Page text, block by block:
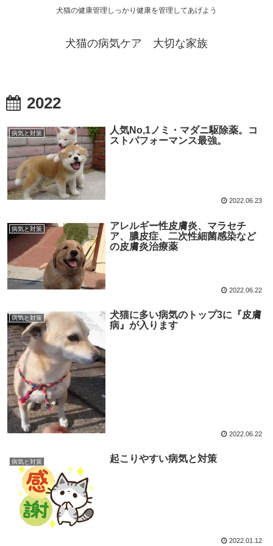
犬猫の健康管理しっかり健康を管理してあげよう
犬猫の病気ケア 大切な家族
2022
病気と対策
人気No,1ノミ・マダニ駆除薬。コ
ストパフォーマンス最強。
2022.06.23
病気と対策
アレルギー性皮膚炎、マラセチ
ア、膿皮症、二次性細菌感染など
の皮膚炎治療薬
2022.06.22
病気と対策
犬猫に多い病気のトップ3に『皮膚
病』が入ります
2022.06.22
病気と対策 起こりやすい病気と対策
2022.01.12